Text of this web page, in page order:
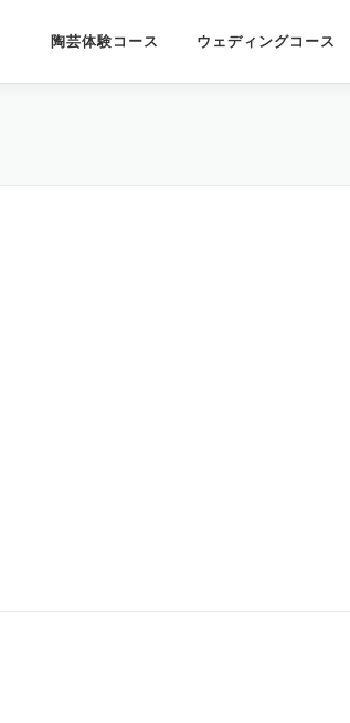
陶芸体験コース ウェディングコース